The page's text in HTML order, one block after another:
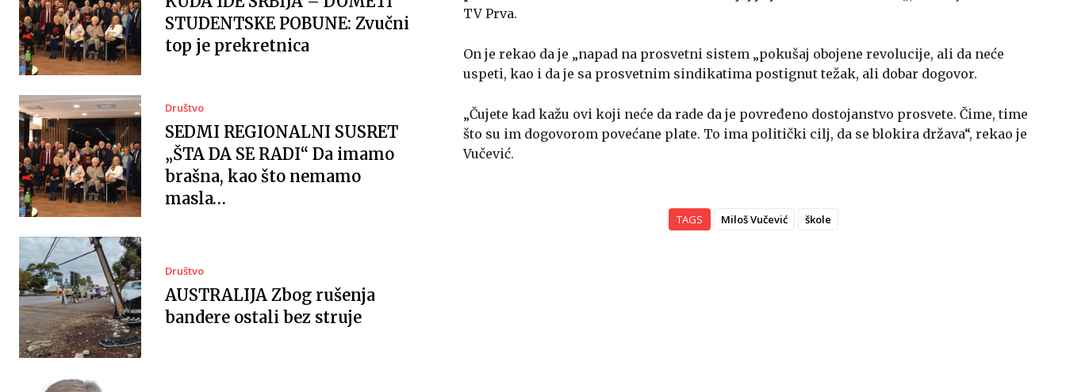
STUDENTSKE POBUNE: Zvučni
top je prekretnica
Društvo
SEDMI REGIONALNI SUSRET
„ŠTA DA SE RADI“ Da imamo
brašna, kao što nemamo
masla…
Društvo
AUSTRALIJA Zbog rušenja
bandere ostali bez struje
TV Prva.
On je rekao da je „napad na prosvetni sistem „pokušaj obojene revolucije, ali da neće
uspeti, kao i da je sa prosvetnim sindikatima postignut težak, ali dobar dogovor.
„Čujete kad kažu ovi koji neće da rade da je povređeno dostojanstvo prosvete. Čime, time
što su im dogovorom povećane plate. To ima politički cilj, da se blokira država“, rekao je
Vučević.
TAGS Miloš Vučević škole